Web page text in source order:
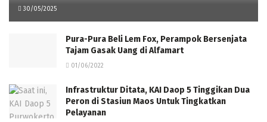
30/05/2025
Pura-Pura Beli Lem Fox, Perampok Bersenjata
Tajam Gasak Uang di Alfamart
01/06/2022
Infrastruktur Ditata, KAI Daop 5 Tinggikan Dua
Peron di Stasiun Maos Untuk Tingkatkan
Pelayanan